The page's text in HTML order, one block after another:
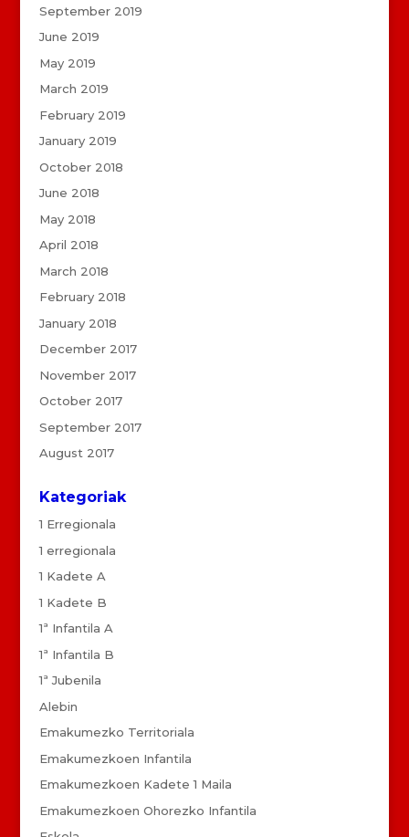
September 2019
June 2019
May 2019
March 2019
February 2019
January 2019
October 2018
June 2018
May 2018
April 2018
March 2018
February 2018
January 2018
December 2017
November 2017
October 2017
September 2017
August 2017
Kategoriak
1 Erregionala
1 erregionala
1 Kadete A
1 Kadete B
1ª Infantila A
1ª Infantila B
1ª Jubenila
Alebin
Emakumezko Territoriala
Emakumezkoen Infantila
Emakumezkoen Kadete 1 Maila
Emakumezkoen Ohorezko Infantila